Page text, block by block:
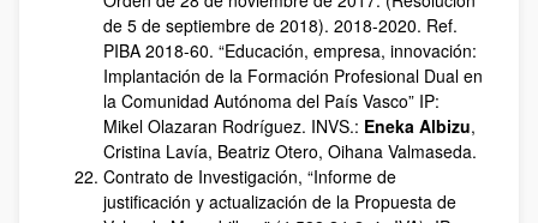
de 5 de septiembre de 2018). 2018-2020. Ref.
PIBA 2018-60. “Educación, empresa, innovación:
Implantación de la Formación Profesional Dual en
la Comunidad Autónoma del País Vasco” IP:
Mikel Olazaran Rodríguez. INVS.: Eneka Albizu,
Cristina Lavía, Beatriz Otero, Oihana Valmaseda.
Contrato de Investigación, “Informe de
justificación y actualización de la Propuesta de